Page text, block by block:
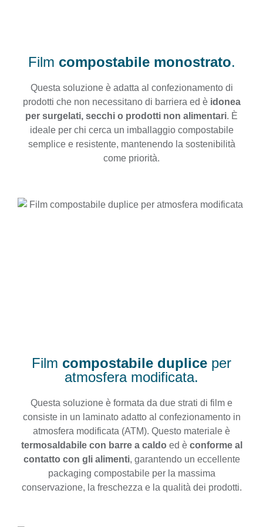
Film compostabile monostrato.
Questa soluzione è adatta al confezionamento di
prodotti che non necessitano di barriera ed è idonea
per surgelati, secchi o prodotti non alimentari. È
ideale per chi cerca un imballaggio compostabile
semplice e resistente, mantenendo la sostenibilità
come priorità.
Film compostabile duplice per
atmosfera modificata.
Questa soluzione è formata da due strati di film e
consiste in un laminato adatto al confezionamento in
atmosfera modificata (ATM). Questo materiale è
termosaldabile con barre a caldo ed è conforme al
contatto con gli alimenti, garantendo un eccellente
packaging compostabile per la massima
conservazione, la freschezza e la qualità dei prodotti.